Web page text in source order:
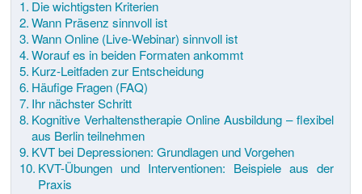
Die wichtigsten Kriterien
Wann Präsenz sinnvoll ist
Wann Online (Live-Webinar) sinnvoll ist
Worauf es in beiden Formaten ankommt
Kurz-Leitfaden zur Entscheidung
Häufige Fragen (FAQ)
Ihr nächster Schritt
Kognitive Verhaltenstherapie Online Ausbildung – flexibel
aus Berlin teilnehmen
KVT bei Depressionen: Grundlagen und Vorgehen
KVT-Übungen und Interventionen: Beispiele aus der
Praxis